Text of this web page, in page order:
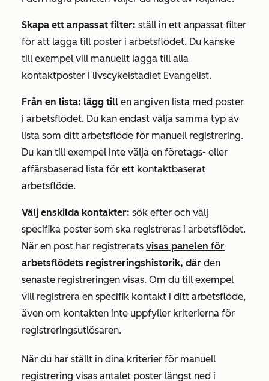
Skapa ett anpassat filter: ställ in ett anpassat filter
för att lägga till poster i arbetsflödet. Du kanske
till exempel vill manuellt lägga till alla
kontaktposter i livscykelstadiet Evangelist.
Från en lista: lägg till en angiven lista med poster
i arbetsflödet. Du kan endast välja samma typ av
lista som ditt arbetsflöde för manuell registrering.
Du kan till exempel inte välja en företags- eller
affärsbaserad lista för ett kontaktbaserat
arbetsflöde.
Välj enskilda kontakter: sök efter och välj
specifika poster som ska registreras i arbetsflödet.
När en post har registrerats visas panelen för
arbetsflödets registreringshistorik, där den
senaste registreringen visas. Om du till exempel
vill registrera en specifik kontakt i ditt arbetsflöde,
även om kontakten inte uppfyller kriterierna för
registreringsutlösaren.
När du har ställt in dina kriterier för manuell
registrering visas antalet poster längst ned i